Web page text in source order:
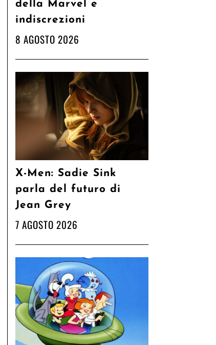
della Marvel e
indiscrezioni
8 AGOSTO 2026
X-Men: Sadie Sink
parla del futuro di
Jean Grey
7 AGOSTO 2026